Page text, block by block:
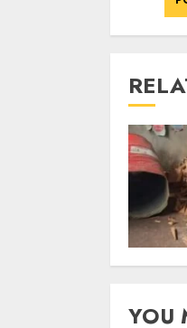
YOU